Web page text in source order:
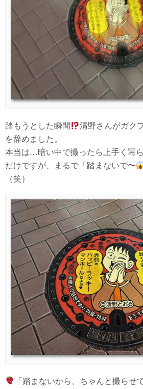
踏もうとした瞬間 清野さんがガク
を辞めました。
本当は…暗い中で撮ったら上手く写
だけですが、まるで「踏まないで〜
（笑）
「踏まないから、ちゃんと撮らせ